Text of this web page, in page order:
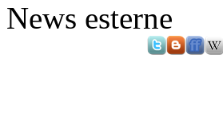
News esterne